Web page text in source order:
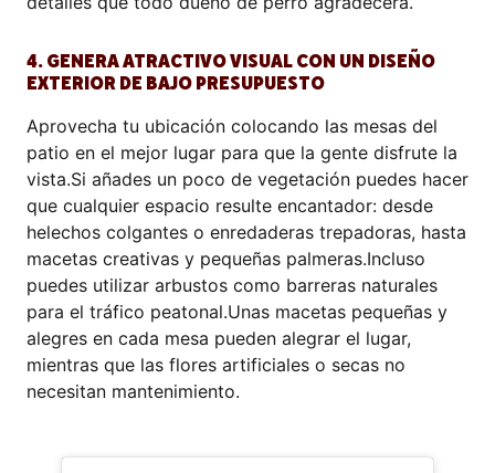
4. GENERA ATRACTIVO VISUAL CON UN DISEÑO
EXTERIOR DE BAJO PRESUPUESTO
Aprovecha tu ubicación colocando las mesas del
patio en el mejor lugar para que la gente disfrute la
vista.Si añades un poco de vegetación puedes hacer
que cualquier espacio resulte encantador: desde
helechos colgantes o enredaderas trepadoras, hasta
macetas creativas y pequeñas palmeras.Incluso
puedes utilizar arbustos como barreras naturales
para el tráfico peatonal.Unas macetas pequeñas y
alegres en cada mesa pueden alegrar el lugar,
mientras que las flores artificiales o secas no
necesitan mantenimiento.